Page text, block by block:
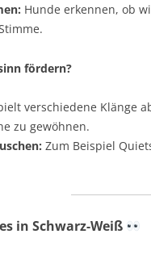
Hunde erkennen, ob
fördern?
verschiedene Klänge
zu gewöhnen.
Zum Beispiel
in Schwarz-Weiß